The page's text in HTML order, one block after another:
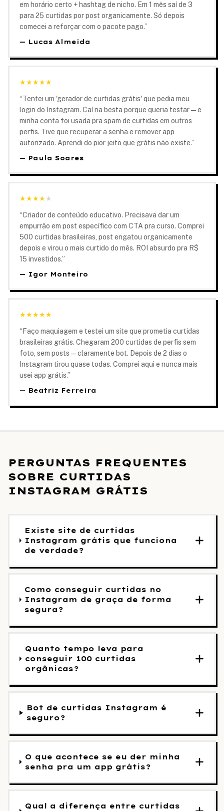
em horário certo + hashtag de nicho. Em 1 mês saí de 3
para 25 curtidas por post organicamente. Só depois
comecei a reforçar com o pacote pago.”
— Lucas Almeida
★★★★★
“Tentei um 'gerador de curtidas grátis' que pedia meu
login do Instagram. Caí na besta porque queria testar — e
minha conta foi usada pra spam de curtidas em outros
perfis. Tive que recuperar a senha e remover app
autorizado. Aprendi do pior jeito que grátis não existe.”
— Paula Soares
★★★★★
“Criador de conteúdo educativo. Precisava dar um
empurrão em post específico com CTA pra curso. Comprei
500 curtidas brasileiras, post engatou organicamente
depois e virou o mais curtido do mês. ROI absurdo pra R$
15 investidos.”
— Igor Monteiro
★★★★★
“ Faço maquiagem e testei um site que prometia curtidas
brasileiras grátis. Chegaram 200 curtidas de perfis sem
foto, sem posts — claramente bot. Depois de 2 dias o
Instagram tirou quase todas. Comprei aqui e nunca mais
usei app grátis.”
— Beatriz Ferreira
PERGUNTAS FREQUENTES
SOBRE CURTIDAS
INSTAGRAM GRÁTIS
Existe site de curtidas
Instagram grátis que funciona
de verdade?
Como conseguir curtidas no
Instagram de graça de forma
segura?
Quanto tempo leva para
conseguir 100 curtidas
orgânicas?
Bot de curtidas Instagram é
seguro?
O que acontece se eu der minha
senha pra um app grátis?
Qual a diferença entre curtidas